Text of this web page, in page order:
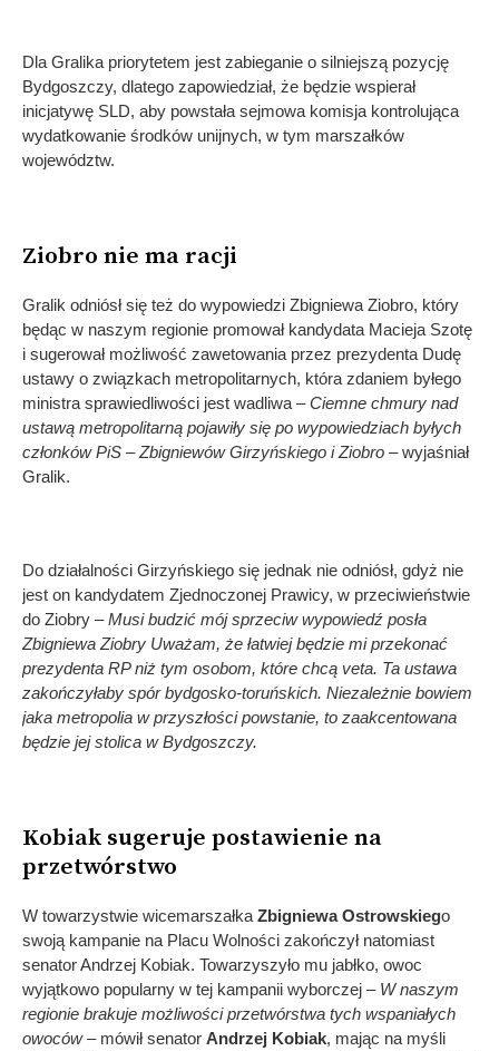
Dla Gralika priorytetem jest zabieganie o silniejszą pozycję
Bydgoszczy, dlatego zapowiedział, że będzie wspierał
inicjatywę SLD, aby powstała sejmowa komisja kontrolująca
wydatkowanie środków unijnych, w tym marszałków
województw.
Ziobro nie ma racji
Gralik odniósł się też do wypowiedzi Zbigniewa Ziobro, który
będąc w naszym regionie promował kandydata Macieja Szotę
i sugerował możliwość zawetowania przez prezydenta Dudę
ustawy o związkach metropolitarnych, która zdaniem byłego
ministra sprawiedliwości jest wadliwa –Ciemne chmury nad
ustawą metropolitarną pojawiły się po wypowiedziach byłych
członków PiS – Zbigniewów Girzyńskiego i Ziobro – wyjaśniał
Gralik.
Do działalności Girzyńskiego się jednak nie odniósł, gdyż nie
jest on kandydatem Zjednoczonej Prawicy, w przeciwieństwie
do Ziobry – Musi budzić mój sprzeciw wypowiedź posła
Zbigniewa Ziobry Uważam, że łatwiej będzie mi przekonać
prezydenta RP niż tym osobom, które chcą veta. Ta ustawa
zakończyłaby spór bydgosko-toruńskich. Niezależnie bowiem
jaka metropolia w przyszłości powstanie, to zaakcentowana
będzie jej stolica w Bydgoszczy.
Kobiak sugeruje postawienie na
przetwórstwo
W towarzystwie wicemarszałka Zbigniewa Ostrowskiego
swoją kampanie na Placu Wolności zakończył natomiast
senator Andrzej Kobiak. Towarzyszyło mu jabłko, owoc
wyjątkowo popularny w tej kampanii wyborczej – W naszym
regionie brakuje możliwości przetwórstwa tych wspaniałych
owoców– mówił senator Andrzej Kobiak, mając na myśli